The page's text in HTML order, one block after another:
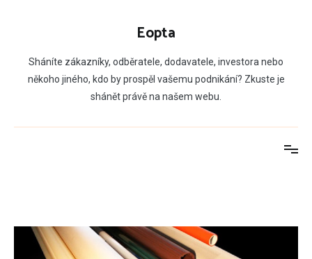
Eopta
Sháníte zákazníky, odběratele, dodavatele, investora nebo
někoho jiného, kdo by prospěl vašemu podnikání? Zkuste je
shánět právě na našem webu.